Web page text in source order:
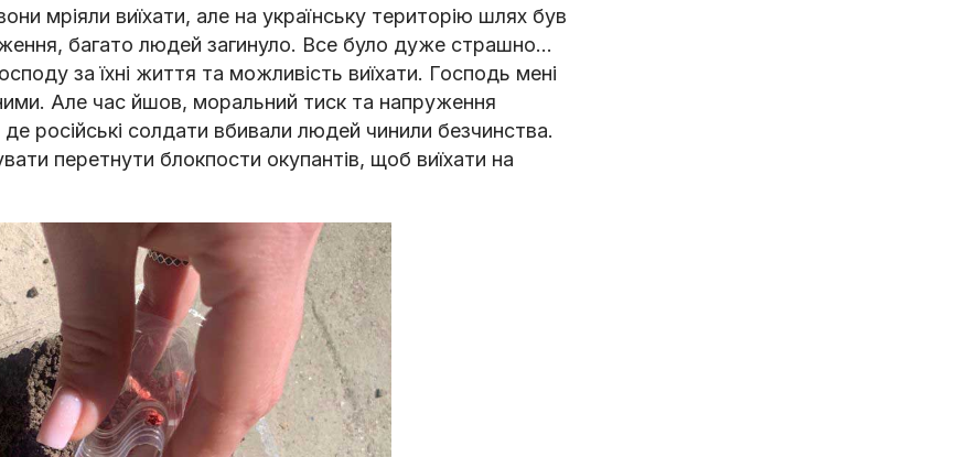
мріяли виїхати, але на українську територію шлях був
багато людей загинуло. Все було дуже страшно…
за їхні життя та можливість виїхати. Господь мені
Але час йшов, моральний тиск та напруження
російські солдати вбивали людей чинили безчинства.
перетнути блокпости окупантів, щоб виїхати на